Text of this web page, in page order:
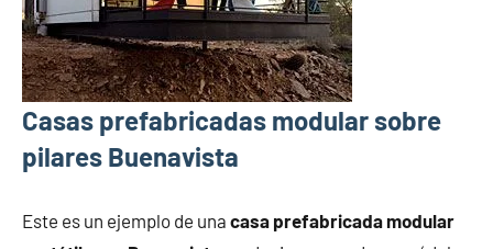
Casas prefabricadas modular sobre
pilares Buenavista
Este es un ejemplo de una casa prefabricada modular